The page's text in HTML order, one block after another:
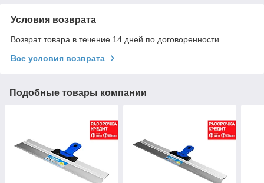
Условия возврата
Возврат товара в течение 14 дней по договоренности
Все условия возврата
Подобные товары компании